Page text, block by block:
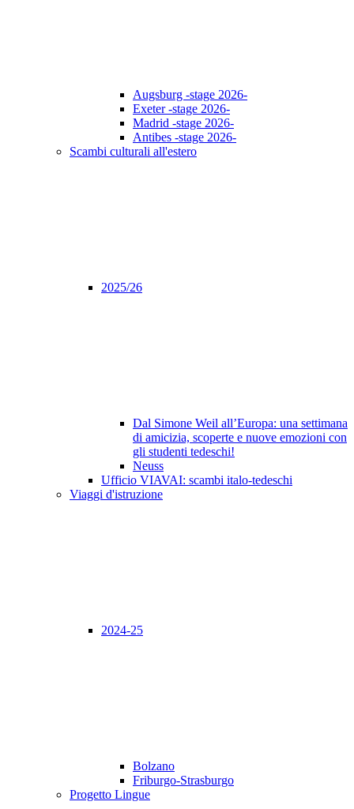
Augsburg -stage 2026-
Exeter -stage 2026-
Madrid -stage 2026-
Antibes -stage 2026-
Scambi culturali all'estero
2025/26
Dal Simone Weil all’Europa: una settimana
di amicizia, scoperte e nuove emozioni con
gli studenti tedeschi!
Neuss
Ufficio VIAVAI: scambi italo-tedeschi
Viaggi d'istruzione
2024-25
Bolzano
Friburgo-Strasburgo
Progetto Lingue